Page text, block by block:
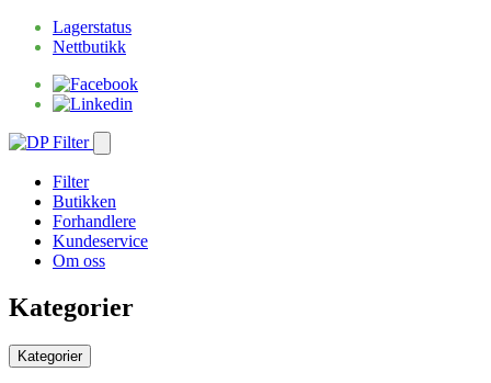
Lagerstatus
Nettbutikk
Filter
Butikken
Forhandlere
Kundeservice
Om oss
Kategorier
Kategorier